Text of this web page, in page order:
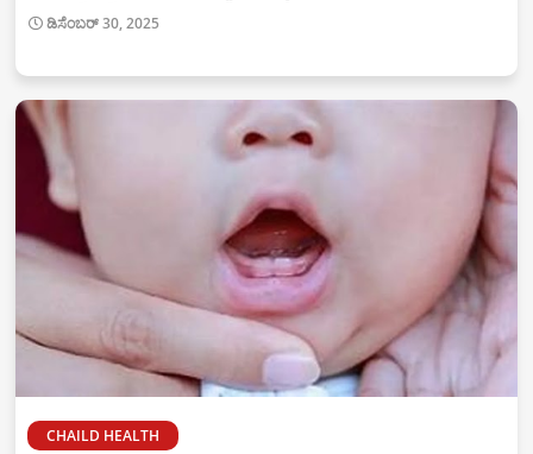
ಡಿಸೆಂಬರ್ 30, 2025
CHAILD HEALTH